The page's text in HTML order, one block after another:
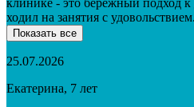
ходил на занятия с удовольствием.
Показать все
25.07.2026
Екатерина, 7 лет